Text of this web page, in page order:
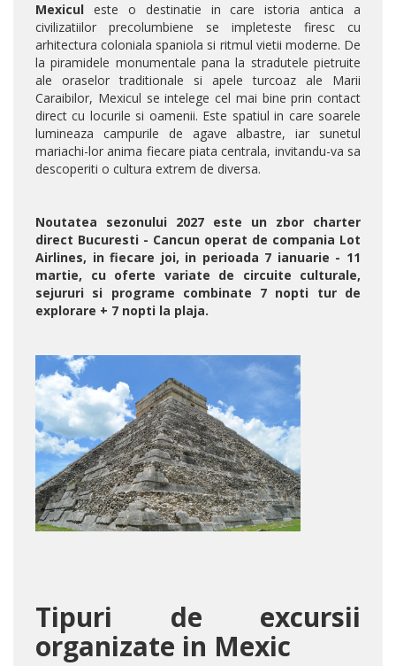
Mexicul este o destinatie in care istoria antica a
civilizatiilor precolumbiene se impleteste firesc cu
arhitectura coloniala spaniola si ritmul vietii moderne. De
la piramidele monumentale pana la stradutele pietruite
ale oraselor traditionale si apele turcoaz ale Marii
Caraibilor, Mexicul se intelege cel mai bine prin contact
direct cu locurile si oamenii. Este spatiul in care soarele
lumineaza campurile de agave albastre, iar sunetul
mariachi-lor anima fiecare piata centrala, invitandu-va sa
descoperiti o cultura extrem de diversa.
Noutatea sezonului 2027 este un zbor charter
direct Bucuresti - Cancun operat de compania Lot
Airlines, in fiecare joi, in perioada 7 ianuarie - 11
martie, cu oferte variate de circuite culturale,
sejururi si programe combinate 7 nopti tur de
explorare + 7 nopti la plaja.
Tipuri de excursii
organizate in Mexic